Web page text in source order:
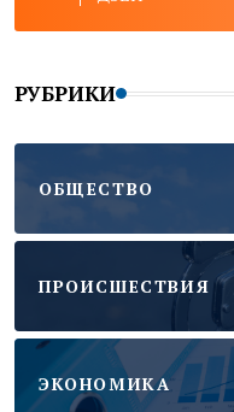
РУБРИКИ
ОБЩЕСТВО
ПРОИСШЕСТВИЯ
ЭКОНОМИКА